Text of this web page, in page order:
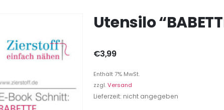
Utensilo
€3,99
Enthält 7% MwSt.
zzgl.Versand
Lieferzeit: nicht angegeben